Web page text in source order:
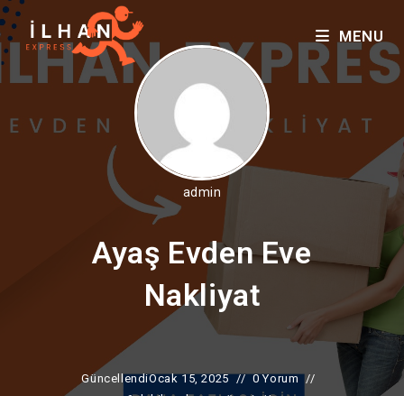
MENU
admin
Ayaş Evden Eve
Nakliyat
GüncellendiOcak 15, 2025
0 Yorum